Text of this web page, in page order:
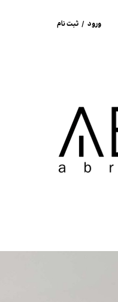
ورود / ثبت نام
خروج از حساب
کاربری